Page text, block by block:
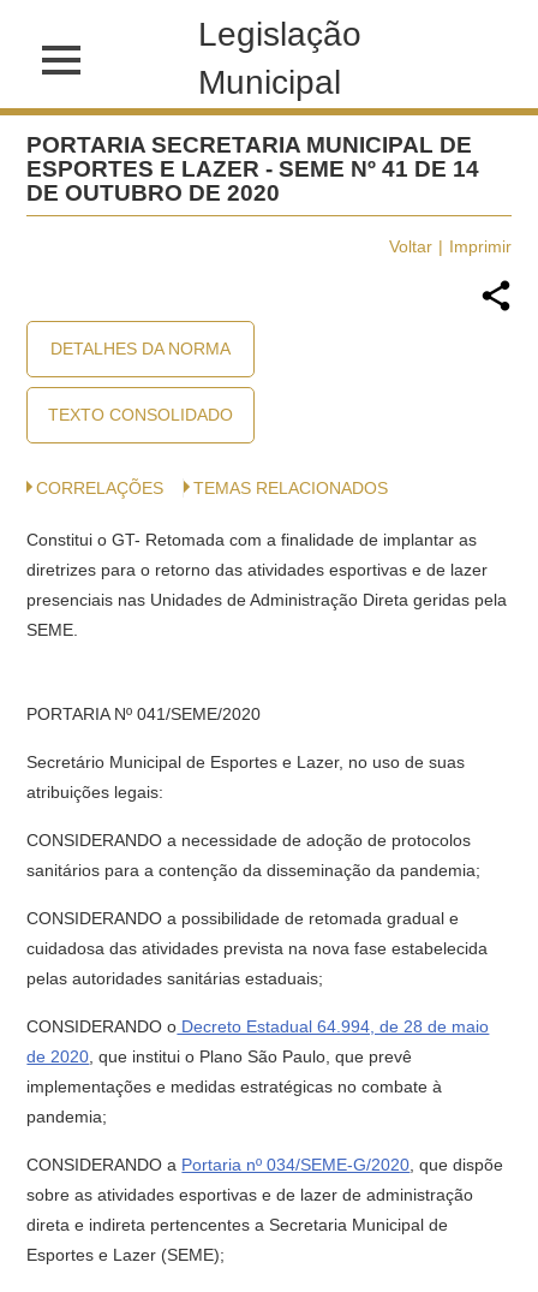
Legislação
Municipal
PORTARIA SECRETARIA MUNICIPAL DE
ESPORTES E LAZER - SEME Nº 41 DE 14
DE OUTUBRO DE 2020
Voltar Imprimir
DETALHES DA NORMA
TEXTO CONSOLIDADO
CORRELAÇÕES TEMAS RELACIONADOS
Constitui o GT- Retomada com a finalidade de implantar as
diretrizes para o retorno das atividades esportivas e de lazer
presenciais nas Unidades de Administração Direta geridas pela
SEME.
PORTARIA Nº 041/SEME/2020
Secretário Municipal de Esportes e Lazer, no uso de suas
atribuições legais:
CONSIDERANDO a necessidade de adoção de protocolos
sanitários para a contenção da disseminação da pandemia;
CONSIDERANDO a possibilidade de retomada gradual e
cuidadosa das atividades prevista na nova fase estabelecida
pelas autoridades sanitárias estaduais;
CONSIDERANDO o Decreto Estadual 64.994, de 28 de maio
de 2020 , que institui o Plano São Paulo, que prevê
implementações e medidas estratégicas no combate à
pandemia;
CONSIDERANDO a Portaria nº 034/SEME-G/2020 , que dispõe
sobre as atividades esportivas e de lazer de administração
direta e indireta pertencentes a Secretaria Municipal de
Esportes e Lazer (SEME);